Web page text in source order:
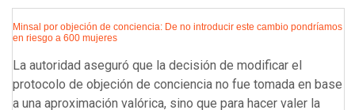
Minsal por objeción de conciencia: De no introducir este cambio pondríamos
en riesgo a 600 mujeres
La autoridad aseguró que la decisión de modificar el
protocolo de objeción de conciencia no fue tomada en base
a una aproximación valórica, sino que para hacer valer la